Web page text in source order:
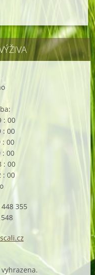
: 00
: 00
: 00
: 00
: 00
: 00
355
cali.cz